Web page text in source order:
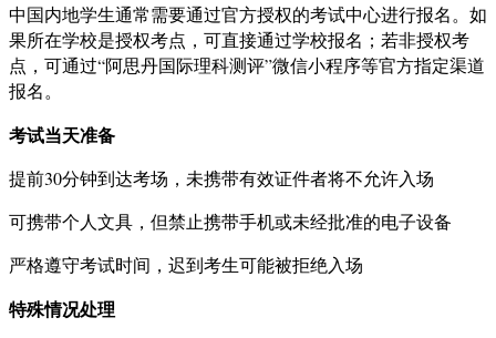
中国内地学生通常需要通过官方授权的考试中心进行报名。如
果所在学校是授权考点，可直接通过学校报名；若非授权考
点，可通过“阿思丹国际理科测评”微信小程序等官方指定渠道
报名。
考试当天准备
提前30分钟到达考场，未携带有效证件者将不允许入场
可携带个人文具，但禁止携带手机或未经批准的电子设备
严格遵守考试时间，迟到考生可能被拒绝入场
特殊情况处理